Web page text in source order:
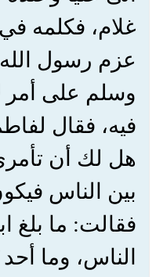
غلام، فكلمه
عزم رسول
وسلم على أمر
فيه، فقال
هل لك أن
بين الناس
فقالت: ما بلغ
الناس، وما